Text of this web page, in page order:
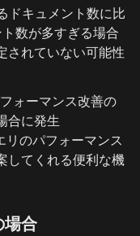
ドキュメント数に比
数が多すぎる場合
されていない可能性
ォーマンス改善の
合に発生
リのパフォーマンス
してくれる便利な機
合